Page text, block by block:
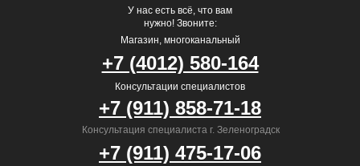
У нас есть всё, что вам
нужно! Звоните:
Магазин, многоканальный
Консультация специалиста г. Зеленоградск
Консультации специалистов
+7 (911) 858-71-18
+7 (911) 475-17-06
+7 (4012) 580-164